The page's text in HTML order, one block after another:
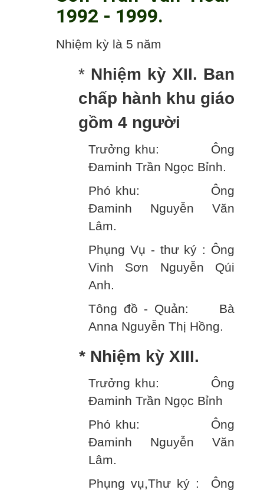
1992 - 1999.
Nhiệm kỳ là 5 năm
* Nhiệm kỳ XII. Ban
chấp hành khu giáo
gồm 4 người
Trưởng khu: Ông
Đaminh Trần Ngọc Bỉnh.
Phó khu: Ông
Đaminh Nguyễn Văn
Lâm.
Phụng Vụ - thư ký : Ông
Vinh Sơn Nguyễn Qúi
Anh.
Tông đồ - Quản: Bà
Anna Nguyễn Thị Hồng.
* Nhiệm kỳ XIII.
Trưởng khu: Ông
Đaminh Trần Ngọc Bỉnh
Phó khu: Ông
Đaminh Nguyễn Văn
Lâm.
Phụng vụ,Thư ký : Ông